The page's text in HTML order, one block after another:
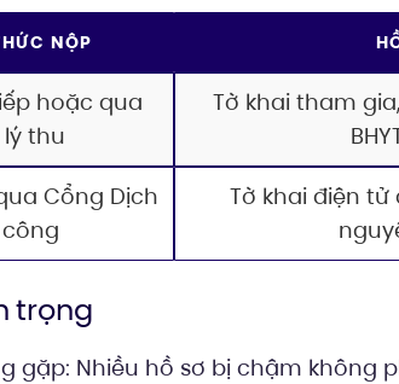
NỘP
hoặc qua
thu
Tờ khai tham
Cổng Dịch
Tờ khai điện tử
trọng
gặp: Nhiều hồ sơ bị chậm không